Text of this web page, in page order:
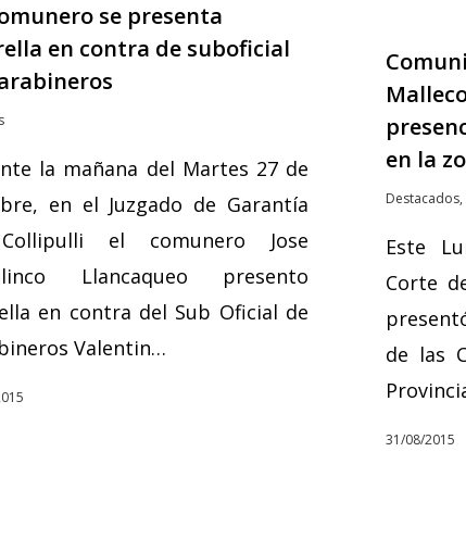
se presenta
en contra de suboficial
la mañana del Martes 27 de
en el Juzgado de Garantía
el comunero Jose
Llancaqueo presento
en contra del Sub Oficial de
Valentin…
en la
Destacados,
Este
Corte
de las
31/08/2015